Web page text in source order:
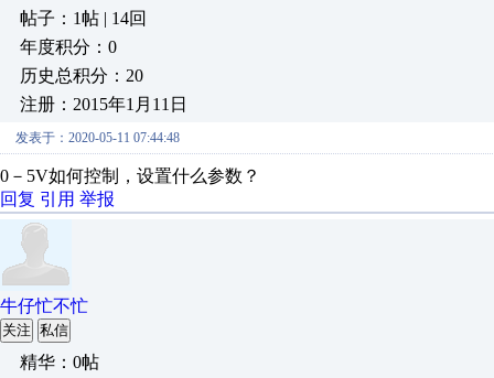
帖子：1帖 | 14回
年度积分：0
历史总积分：20
注册：2015年1月11日
发表于：2020-05-11 07:44:48
0－5V如何控制，设置什么参数？
回复 引用 举报
牛仔忙不忙
关注 私信
精华：0帖